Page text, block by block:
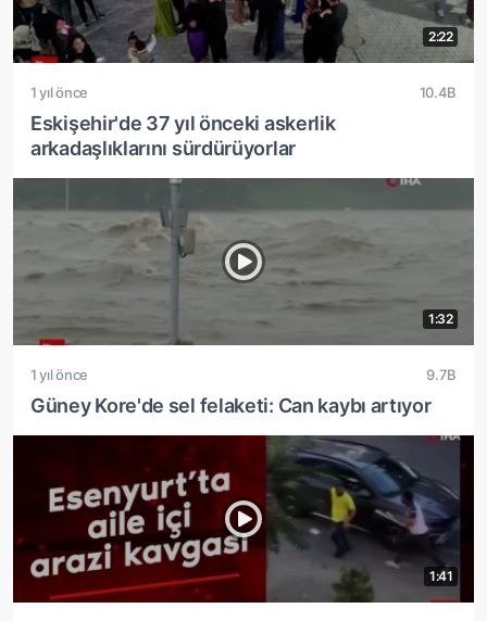
2:22
1 yıl önce 10.4B
Eskişehir'de 37 yıl önceki askerlik
arkadaşlıklarını sürdürüyorlar
1:32
1 yıl önce 9.7B
Güney Kore'de sel felaketi: Can kaybı artıyor
1:41